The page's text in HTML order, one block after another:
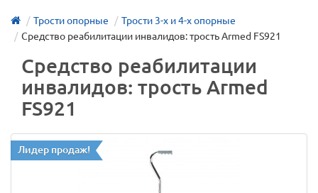
Трости опорные
Трости 3-х и 4-х опорные
Средство реабилитации инвалидов: трость Armed FS921
Средство реабилитации
инвалидов: трость Armed
FS921
Лидер продаж!